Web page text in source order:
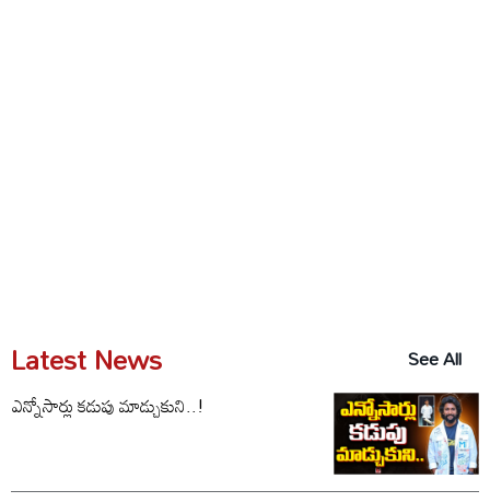
Latest News
See All
ఎన్నోసార్లు కడుపు మాడ్చుకుని..!